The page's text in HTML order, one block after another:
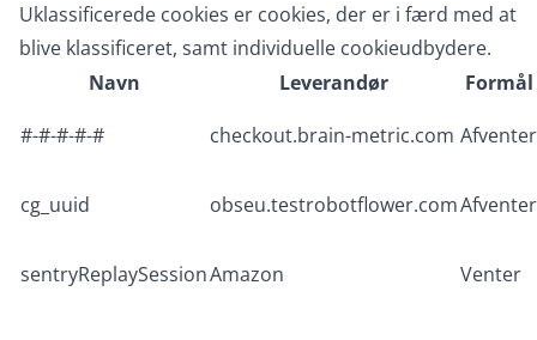
Uklassificerede cookies er cookies, der er i færd med at
blive klassificeret, samt individuelle cookieudbydere.
Navn
Leverandør
Formål
#-#-#-#-#
checkout.brain-metric.com Afventer
cg_uuid obseu.testrobotflower.comAfventer
sentryReplaySessionAmazon Venter